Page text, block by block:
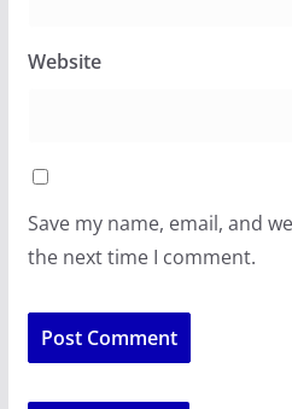
Website
Save my name, email, and
the next time I comment.